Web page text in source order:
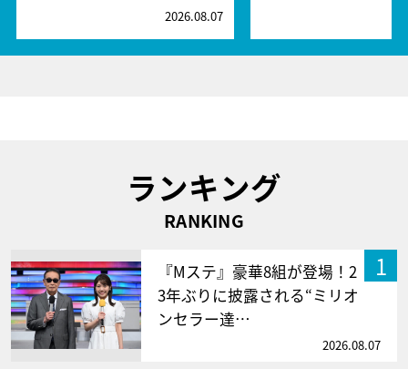
2026.08.07
ランキング
RANKING
1
『Mステ』豪華8組が登場！2
3年ぶりに披露される“ミリオ
ンセラー達…
2026.08.07